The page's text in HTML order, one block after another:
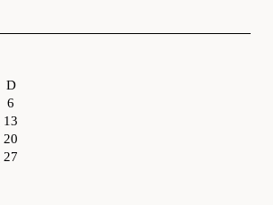
D
6
13
20
27